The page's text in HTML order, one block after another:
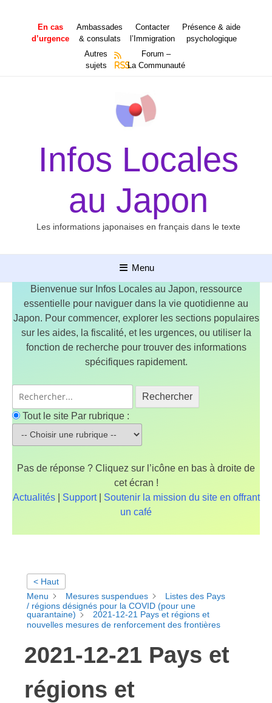
contenu
En cas
d’urgence
Ambassades
& consulats
Contacter
l’Immigration
Présence & aide
psychologique
Autres
sujets
RSS
Forum –
La Communauté
Infos Locales
au Japon
Les informations japonaises en français dans le texte
Menu
Bienvenue sur Infos Locales au Japon, ressource
essentielle pour naviguer dans la vie quotidienne au
Japon. Pour commencer, explorer les sections populaires
sur les aides, la fiscalité, et les urgences, ou utiliser la
fonction de recherche pour trouver des informations
spécifiques rapidement.
Rechercher
Tout le site Par rubrique :
Pas de réponse ? Cliquez sur l’icône en bas à droite de
cet écran !
Actualités| Support| Soutenir la mission du site en offrant
un café
< Haut
Menu
Mesures suspendues
Listes des Pays
/ régions désignés pour la COVID (pour une
quarantaine)
2021-12-21 Pays et régions et
nouvelles mesures de renforcement des frontières
2021-12-21 Pays et
régions et